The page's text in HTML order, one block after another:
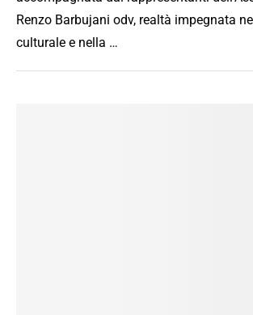
Renzo Barbujani odv, realtà impegnata
culturale e nella …